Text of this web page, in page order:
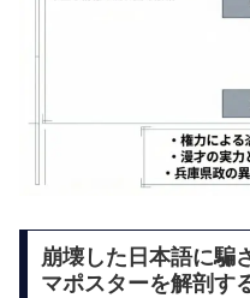
崩壊した日本語に騙
マポスターを解剖す